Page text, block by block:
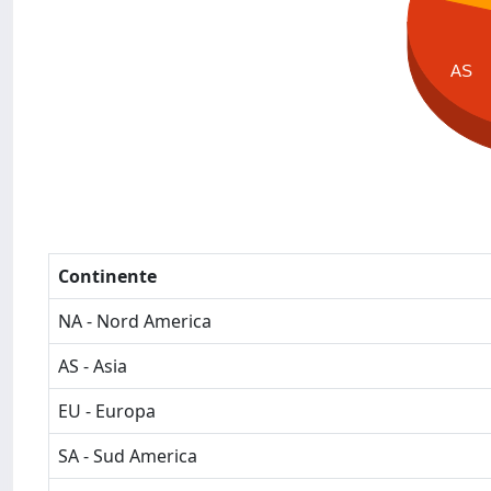
AS
Continente
NA - Nord America
AS - Asia
EU - Europa
SA - Sud America